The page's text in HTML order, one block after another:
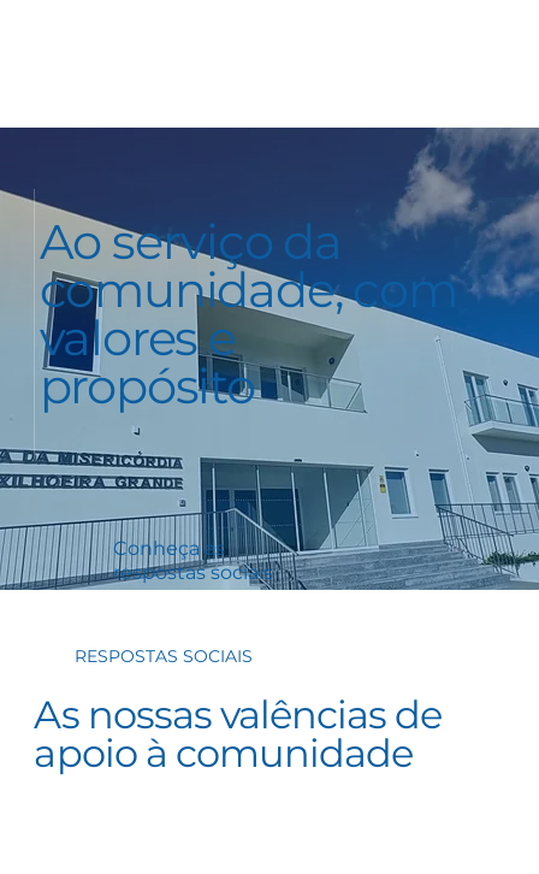
Ao serviço da
comunidade, com
valores e
propósito
Conheça as
respostas sociais
RESPOSTAS SOCIAIS
As nossas valências de
apoio à comunidade